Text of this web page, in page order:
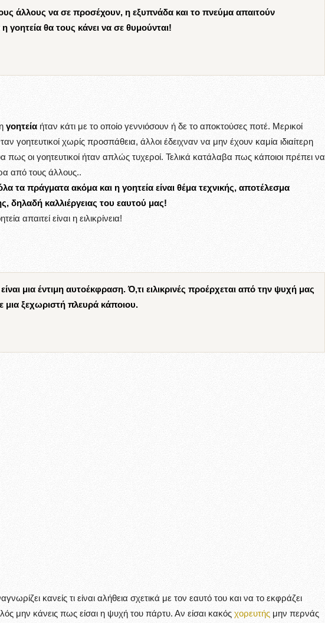
άλλους να σε προσέχουν, η εξυπνάδα και το πνεύμα απαιτούν
γοητεία θα τους κάνει να σε θυμούνται!
γοητεία ήταν κάτι με το οποίο γεννιόσουν ή δε το αποκτούσες ποτέ. Μερικοί
γοητευτικοί χωρίς προσπάθεια, άλλοι έδειχναν να μην έχουν καμία ιδιαίτερη
πως οι γοητευτικοί ήταν απλώς τυχεροί. Τελικά κατάλαβα πως κάποιοι πρέπει να
από τους άλλους..
τα πράγματα ακόμα και η γοητεία είναι θέμα τεχνικής, αποτέλεσμα
δηλαδή καλλιέργειας του εαυτού μας!
απαιτεί είναι η ειλικρίνεια!
μια έντιμη αυτοέκφραση. Ό,τι ειλικρινές προέρχεται από την ψυχή μας
μια ξεχωριστή πλευρά κάποιου.
κανείς τι είναι αλήθεια σχετικά με τον εαυτό του και να το εκφράζει
μην κάνεις πως είσαι η ψυχή του πάρτυ. Αν είσαι κακός χορευτής μην περνάς